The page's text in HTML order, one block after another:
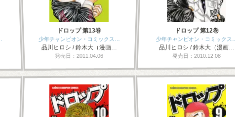
ドロップ 第13巻
少年チャンピオン・コミックス…
品川ヒロシ / 鈴木大（漫画…
発売日：2011.04.06
ドロップ 第12巻
少年チャンピオン・コミックス…
品川ヒロシ / 鈴木大（漫画…
発売日：2010.12.08